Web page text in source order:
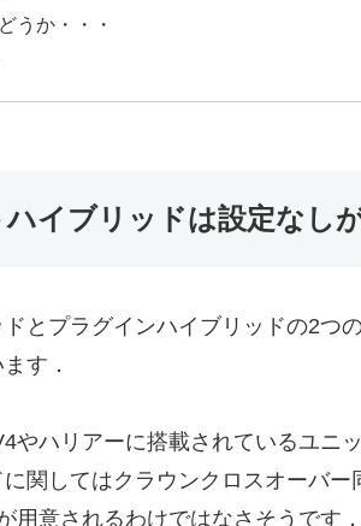
うか・・・
イブリッドは設定なし
とプラグインハイブリッドの2つ
す．
ハリアーに搭載されているユニ
関してはクラウンクロスオーバ
用意されるわけではなさそうです．